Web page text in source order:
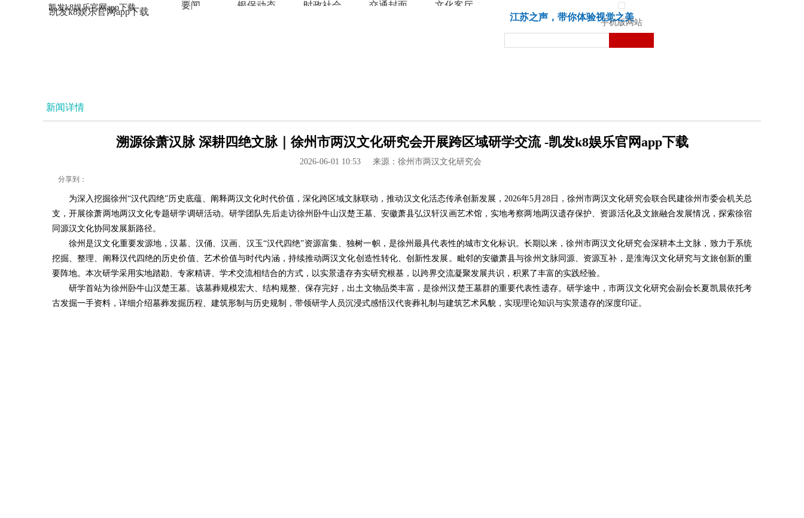
凯发k8娱乐官网app下载
凯发k8娱乐官网app下载
要闻 银保动态 时政社会 交通封面 文化客厅
手机版网站
江苏之声，带你体验视觉之美
新闻详情
溯源徐萧汉脉 深耕四绝文脉｜徐州市两汉文化研究会开展跨区域研学交流 -凯发k8娱乐官网app下载
2026-06-01 10:53 来源：徐州市两汉文化研究会
分享到：
为深入挖掘徐州“汉代四绝”历史底蕴、阐释两汉文化时代价值，深化跨区域文脉联动，推动汉文化活态传承创新发展，2026年5月28日，徐州市两汉文化研究会联合民建徐州市委会机关总
支，开展徐萧两地两汉文化专题研学调研活动。研学团队先后走访徐州卧牛山汉楚王墓、安徽萧县弘汉轩汉画艺术馆，实地考察两地两汉遗存保护、资源活化及文旅融合发展情况，探索徐宿
同源汉文化协同发展新路径。
徐州是汉文化重要发源地，汉墓、汉俑、汉画、汉玉“汉代四绝”资源富集、独树一帜，是徐州最具代表性的城市文化标识。长期以来，徐州市两汉文化研究会深耕本土文脉，致力于系统
挖掘、整理、阐释汉代四绝的历史价值、艺术价值与时代内涵，持续推动两汉文化创造性转化、创新性发展。毗邻的安徽萧县与徐州文脉同源、资源互补，是淮海汉文化研究与文旅创新的重
要阵地。本次研学采用实地踏勘、专家精讲、学术交流相结合的方式，以实景遗存夯实研究根基，以跨界交流凝聚发展共识，积累了丰富的实践经验。
研学首站为徐州卧牛山汉楚王墓。该墓葬规模宏大、结构规整、保存完好，出土文物品类丰富，是徐州汉楚王墓群的重要代表性遗存。研学途中，市两汉文化研究会副会长夏凯晨依托考
古发掘一手资料，详细介绍墓葬发掘历程、建筑形制与历史规制，带领研学人员沉浸式感悟汉代丧葬礼制与建筑艺术风貌，实现理论知识与实景遗存的深度印证。